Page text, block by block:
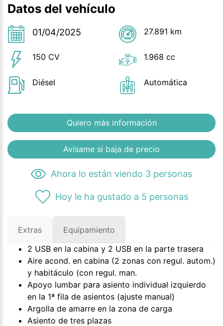
Datos del vehículo
01/04/2025 27.891 km
150 CV 1.968 cc
Diésel Automática
Quiero más información
Avísame si baja de precio
Ahora lo están viendo 3 personas
Hoy le ha gustado a 5 personas
Extras
Equipamiento
2 USB en la cabina y 2 USB en la parte trasera
Aire acond. en cabina (2 zonas con regul. autom.)
y habitáculo (con regul. man.
Apoyo lumbar para asiento individual izquierdo
en la 1ª fila de asientos (ajuste manual)
Argolla de amarre en la zona de carga
Asiento de tres plazas